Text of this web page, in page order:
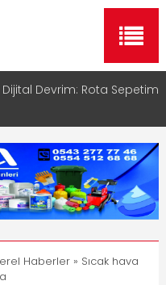
Dijital Devrim: Rota Sepetim
Müdürü Makam Koltuğunu
Çocuklara Bıraktı
ile Google ve Yapay Zeka
Aramalarında Öne Çıkın
Rehberi Hizmete Girdi
Hayatına Başladı | Hızlı ve
Akıllı Haber Platformu
Haberler» Sıcak hava